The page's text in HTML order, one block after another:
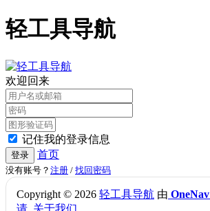
轻工具导航
欢迎回来
记住我的登录信息
登录 首页
没有账号？ 注册 / 找回密码
Copyright © 2026 轻工具导航 由 OneNav
请 关于我们